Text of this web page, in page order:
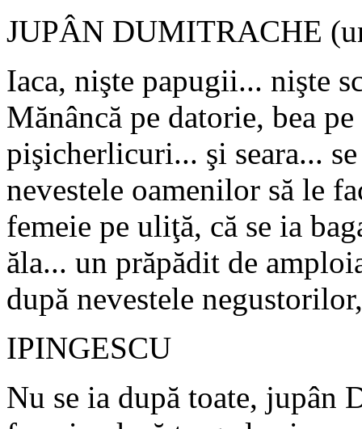
JUPÂN DUMITRACHE
Iaca, nişte papugii... nişte
Mănâncă pe datorie, bea
pişicherlicuri... şi seara...
nevestele oamenilor să le
femeie pe uliţă, că se ia
ăla... un prăpădit de
după nevestele
IPINGESCU
Nu se ia după toate, jupân